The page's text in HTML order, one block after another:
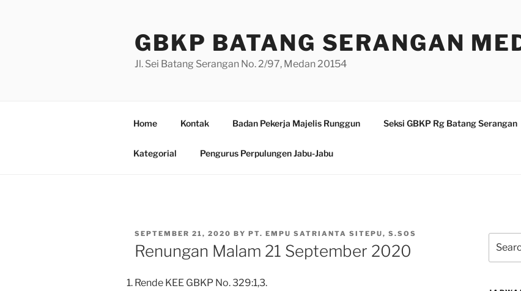
GBKP BATANG SERANGAN
Jl. Sei Batang Serangan No. 2/97, Medan 20154
Home Kontak Badan Pekerja Majelis Runggun Seksi GBKP Rg Batang Serangan
Kategorial Pengurus Perpulungen Jabu-Jabu
POSTED
ON
SEPTEMBER 21, 2020 BY PT. EMPU SATRIANTA SITEPU, S.SOS
Renungan Malam 21 September 2020
Rende KEE GBKP No. 329:1,3.
for: